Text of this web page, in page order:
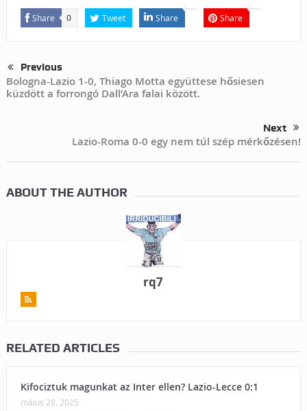
Share 0 Tweet Share Share
Previous
Bologna-Lazio 1-0, Thiago Motta együttese hősiesen
küzdött a forrongó Dall’Ara falai között.
Next
Lazio-Roma 0-0 egy nem túl szép mérkőzésen!
ABOUT THE AUTHOR
rq7
RELATED ARTICLES
Kifociztuk magunkat az Inter ellen? Lazio-Lecce 0:1
május 28, 2025